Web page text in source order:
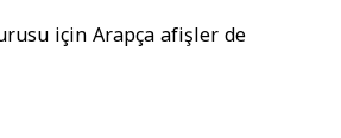
için Arapça afişler de